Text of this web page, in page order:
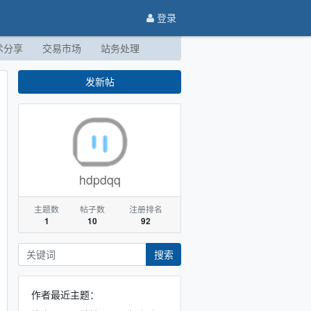
登录
分享 交易市场 站务处理
发新帖
hdpdqq
主题数
1
帖子数
10
注册排名
92
搜索
作者最近主题：